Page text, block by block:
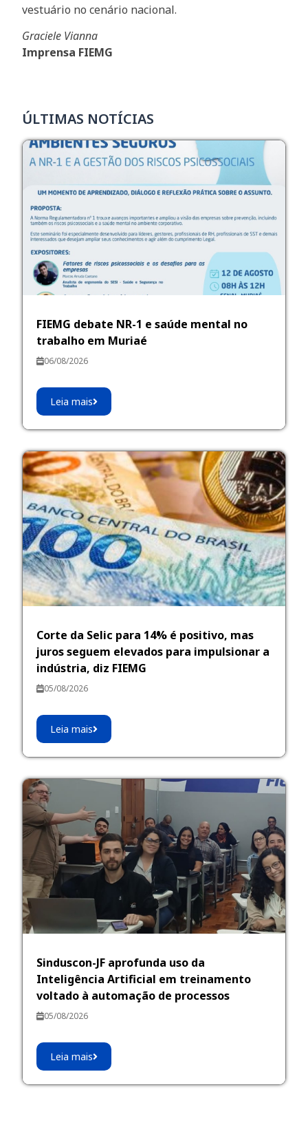
vestuário no cenário nacional.
Graciele Vianna
Imprensa FIEMG
ÚLTIMAS NOTÍCIAS
FIEMG debate NR-1 e saúde mental no
trabalho em Muriaé
06/08/2026
Leia mais
Corte da Selic para 14% é positivo, mas
juros seguem elevados para impulsionar a
indústria, diz FIEMG
05/08/2026
Leia mais
Sinduscon-JF aprofunda uso da
Inteligência Artificial em treinamento
voltado à automação de processos
05/08/2026
Leia mais